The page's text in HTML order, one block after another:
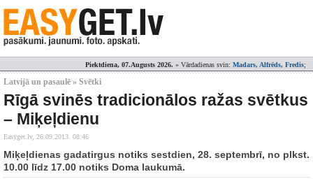
Piektdiena, 07.Augusts 2026. » Vārdadienas svin: Madars, Alfrēds, Fredis;
Latvijā un pasaulē » Svētki
Rīgā svinēs tradicionālos ražas svētkus
– Miķeļdienu
Easyget.lv, 26.09.2013. 08:46
Miķeļdienas gadatirgus notiks sestdien, 28. septembrī, no plkst.
10.00 līdz 17.00 notiks Doma laukumā.